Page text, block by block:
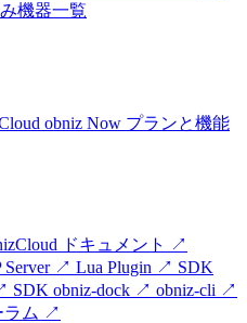
機器一覧
obniz Now プランと機能
ドキュメント
↗
Server ↗ Lua Plugin ↗ SDK
SDK obniz-dock ↗ obniz-cli ↗
ム ↗